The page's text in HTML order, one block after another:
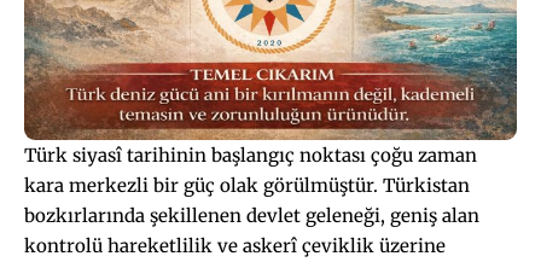
Türk siyasî tarihinin başlangıç noktası çoğu zaman
kara merkezli bir güç olak görülmüştür. Türkistan
bozkırlarında şekillenen devlet geleneği, geniş alan
kontrolü hareketlilik ve askerî çeviklik üzerine